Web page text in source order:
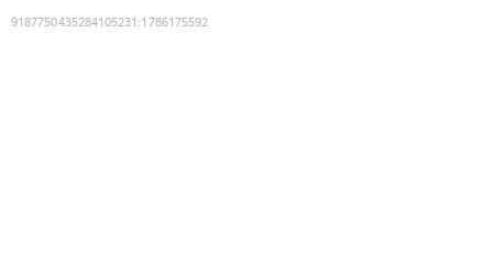
9187750435284105231 :1786175592